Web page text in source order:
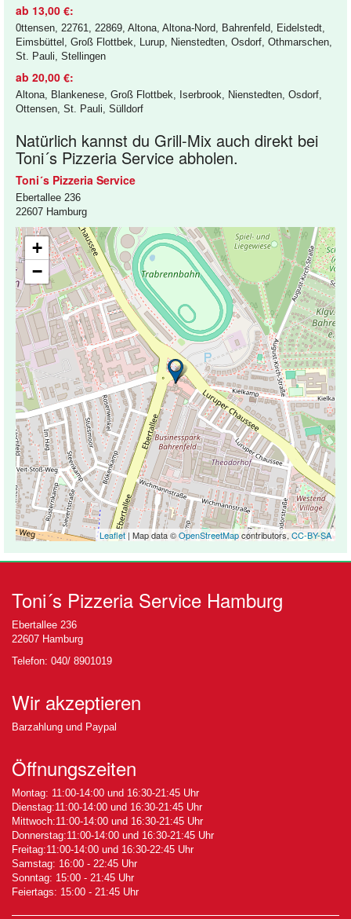
ab 13,00 €:
0ttensen, 22761, 22869, Altona, Altona-Nord, Bahrenfeld, Eidelstedt,
Eimsbüttel, Groß Flottbek, Lurup, Nienstedten, Osdorf, Othmarschen,
St. Pauli, Stellingen
ab 20,00 €:
Altona, Blankenese, Groß Flottbek, Iserbrook, Nienstedten, Osdorf,
Ottensen, St. Pauli, Sülldorf
Natürlich kannst du Grill-Mix auch direkt bei
Toni´s Pizzeria Service abholen.
Toni´s Pizzeria Service
Ebertallee 236
22607 Hamburg
+
−
Leaflet | Map data ©OpenStreetMapcontributors, CC-BY-SA
Toni´s Pizzeria Service Hamburg
Ebertallee 236
22607 Hamburg
Telefon: 040/ 8901019
Wir akzeptieren
Barzahlung und Paypal
Öffnungszeiten
Montag: 11:00-14:00 und 16:30-21:45 Uhr
Dienstag:11:00-14:00 und 16:30-21:45 Uhr
Mittwoch:11:00-14:00 und 16:30-21:45 Uhr
Donnerstag:11:00-14:00 und 16:30-21:45 Uhr
Freitag:11:00-14:00 und 16:30-22:45 Uhr
Samstag: 16:00 - 22:45 Uhr
Sonntag: 15:00 - 21:45 Uhr
Feiertags: 15:00 - 21:45 Uhr